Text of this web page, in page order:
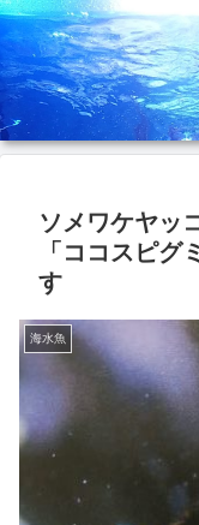
ソメワケヤッ
「ココスピグ
す
海水魚